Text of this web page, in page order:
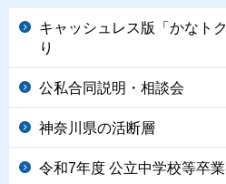
キャッシュレス版「かなト
り
公私合同説明・相談会
神奈川県の活断層
令和7年度 公立中学校等卒